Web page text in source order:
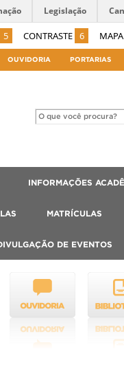
5 CONTRASTE 6
Legislação
OUVIDORIA PORTARIAS
INFORMAÇÕES
MATRÍCULAS
DE EVENTOS